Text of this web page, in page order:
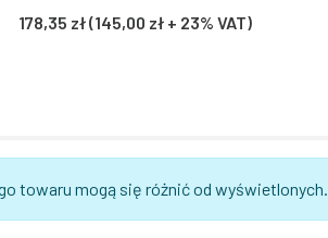
178,35 zł (145,00 zł + 23% VAT)
towaru mogą się różnić od wyświetlonych.